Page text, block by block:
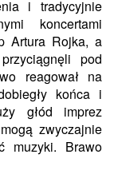
i tradycyjnie
koncertami
Artura Rojka, a
pod
reagował na
końca i
głód imprez
zwyczajnie
muzyki. Brawo